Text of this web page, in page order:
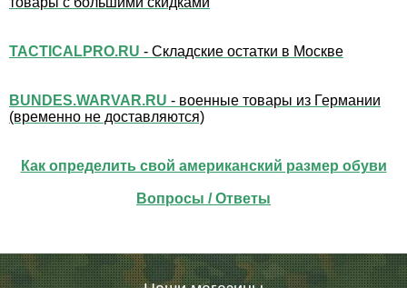
TACTICALPRO.RU - Складские остатки в Москве
BUNDES.WARVAR.RU - военные товары из Германии
(временно не доставляются)
Как определить свой американский размер обуви
Вопросы / Ответы